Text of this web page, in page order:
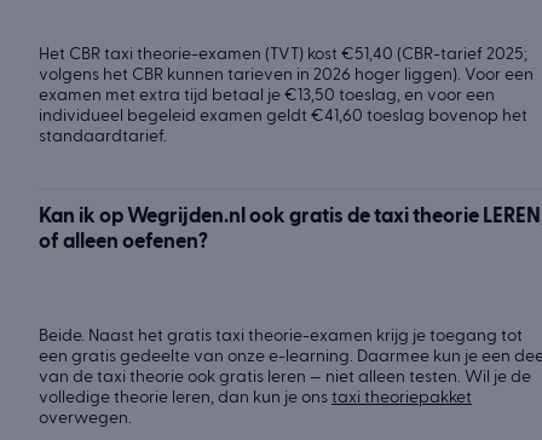
Het CBR taxi theorie-examen (TVT) kost €51,40 (CBR-tarief 2025;
volgens het CBR kunnen tarieven in 2026 hoger liggen). Voor een
examen met extra tijd betaal je €13,50 toeslag, en voor een
individueel begeleid examen geldt €41,60 toeslag bovenop het
standaardtarief.
Kan ik op Wegrijden.nl ook gratis de taxi theorie
of alleen oefenen?
Beide. Naast het gratis taxi theorie-examen krijg je toegang tot
een gratis gedeelte van onze e-learning. Daarmee kun je een
van de taxi theorie ook gratis leren — niet alleen testen. Wil je de
volledige theorie leren, dan kun je ons taxi theoriepakket
overwegen.